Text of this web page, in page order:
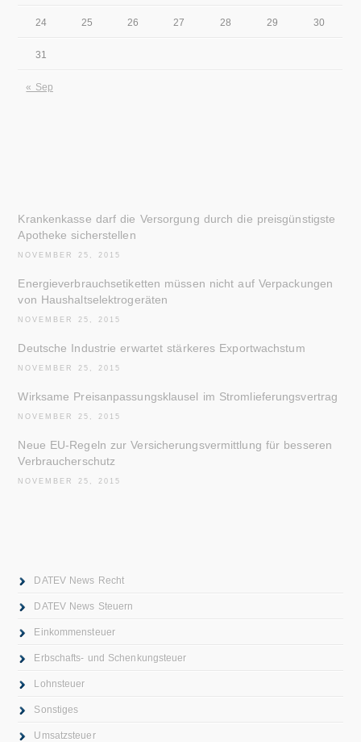
« Sep
24 25 26 27 28 29 30
31
Krankenkasse darf die Versorgung durch die preisgünstigste
Apotheke sicherstellen
NOVEMBER 25, 2015
Energieverbrauchsetiketten müssen nicht auf Verpackungen
von Haushaltselektrogeräten
NOVEMBER 25, 2015
Deutsche Industrie erwartet stärkeres Exportwachstum
NOVEMBER 25, 2015
Wirksame Preisanpassungsklausel im Stromlieferungsvertrag
NOVEMBER 25, 2015
Neue EU-Regeln zur Versicherungsvermittlung für besseren
Verbraucherschutz
NOVEMBER 25, 2015
DATEV News Recht
DATEV News Steuern
Einkommensteuer
Erbschafts- und Schenkungsteuer
Lohnsteuer
Sonstiges
Umsatzsteuer